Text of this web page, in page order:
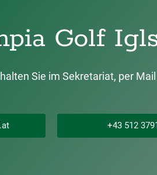
Golf
Sie im Sekretariat, per
+43 512